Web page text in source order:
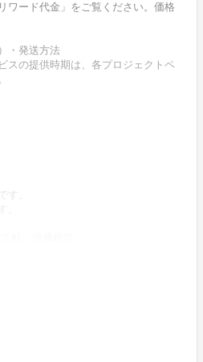
ワード代金」をご覧ください。価格
・発送方法
スの提供時期は、各プロジェクトペ
す。